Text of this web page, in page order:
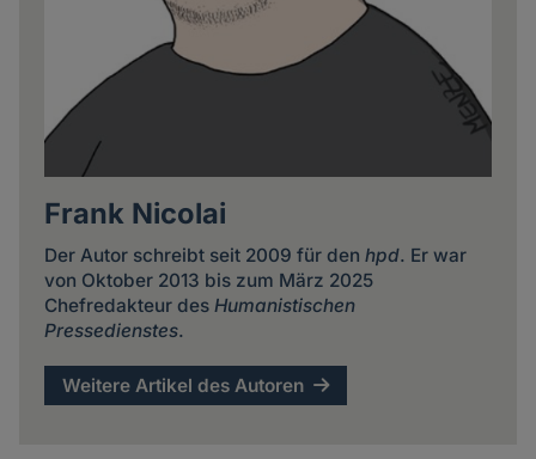
Frank Nicolai
Der Autor schreibt seit 2009 für den hpd. Er war
von Oktober 2013 bis zum März 2025
Chefredakteur des Humanistischen
Pressedienstes.
Weitere Artikel des Autoren